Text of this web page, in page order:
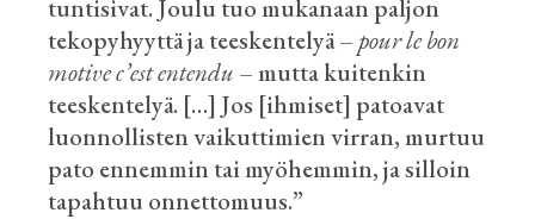
tuntisivat. Joulu tuo mukanaan paljon
tekopyhyyttä ja teeskentelyä – pourlebon
motivec’estentendu – mutta kuitenkin
teeskentelyä. […] Jos [ihmiset] patoavat
luonnollisten vaikuttimien virran, murtuu
pato ennemmin tai myöhemmin, ja silloin
tapahtuu onnettomuus.”